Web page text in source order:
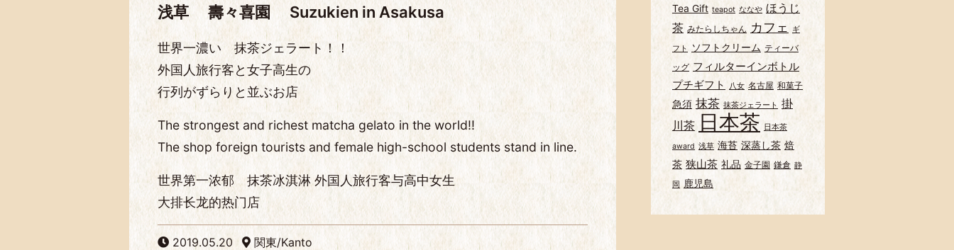
浅草 壽々喜園 Suzukien in Asakusa
世界一濃い 抹茶ジェラート！！
外国人旅行客と女子高生の
行列がずらりと並ぶお店
The strongest and richest matcha gelato in the world!!
The shop foreign tourists and female high-school students stand in line.
世界第一浓郁 抹茶冰淇淋 外国人旅行客与高中女生
大排长龙的热门店
2019.05.20
関東/Kanto
Tea Gift teapot ななや ほうじ
茶 みたらしちゃん カフェ ギ
フト ソフトクリーム ティーバ
ッグ フィルターインボトル
プチギフト
八女 名古屋 和菓子
急須 抹茶 抹茶ジェラート 掛
川茶 日本茶 日本茶
award 浅草 海苔 深蒸し茶 焙
茶 狭山茶 礼品 金子園 鎌倉 静
岡 鹿児島